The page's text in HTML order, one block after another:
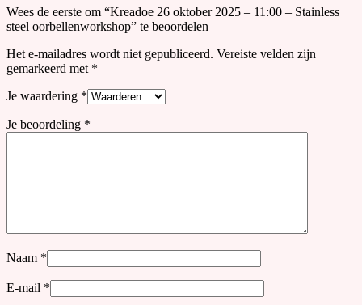
Wees de eerste om “Kreadoe 26 oktober 2025 – 11:00 – Stainless
steel oorbellenworkshop” te beoordelen
Het e-mailadres wordt niet gepubliceerd. Vereiste velden zijn
gemarkeerd met *
Je waardering *
Je beoordeling *
Naam *
E-mail *